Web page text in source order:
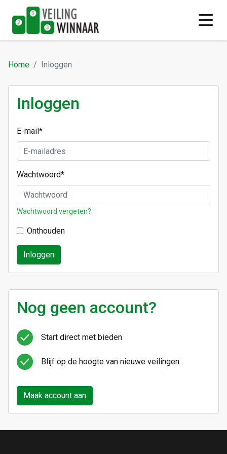
Home Inloggen
Inloggen
E-mail*
Wachtwoord*
Wachtwoord vergeten?
Onthouden
Inloggen
Nog geen account?
Start direct met bieden
Blijf op de hoogte van nieuwe veilingen
Maak account aan